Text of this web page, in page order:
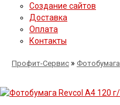
Создание сайтов
Доставка
Оплата
Контакты
Профит-Сервис » Фотобумага